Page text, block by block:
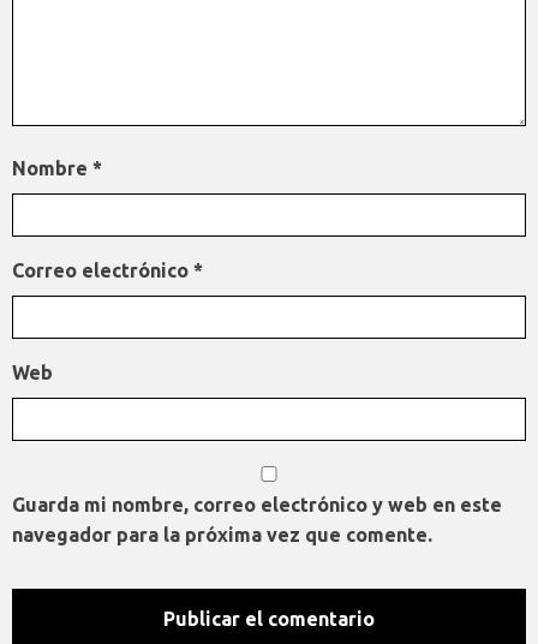
Nombre *
Correo electrónico *
Web
Guarda mi nombre, correo electrónico y web en este
navegador para la próxima vez que comente.